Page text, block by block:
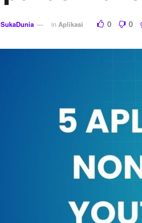
SukaDunia in Aplikasi 0 0